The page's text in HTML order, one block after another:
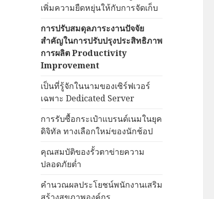
เพิ่มความยืดหยุ่นให้กับการจัดเก็บ
การปรับสมดุลภาระงานปัจจัย
สำคัญในการปรับปรุงประสิทธิภาพ
การผลิต Productivity
Improvement
เป็นที่รู้จักในนามของเซิร์ฟเวอร์
เฉพาะ Dedicated Server
การรับซื้อกระเป๋าแบรนด์เนมในยุค
ดิจิทัล ทางเลือกใหม่ของนักช้อป
คุณสมบัติของรั้วตาข่ายความ
ปลอดภัยต่ำ
คำนวณผลประโยชน์พนักงานเสริม